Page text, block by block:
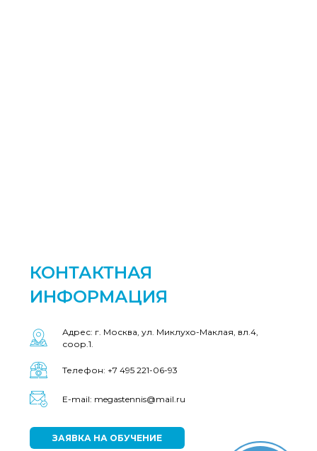
КОНТАКТНАЯ
ИНФОРМАЦИЯ
Адрес: г. Москва, ул. Миклухо-Маклая, вл.4,
соор.1.
Телефон: +7 495 221-06-93
E-mail: megastennis@mail.ru
ЗАЯВКА НА ОБУЧЕНИЕ